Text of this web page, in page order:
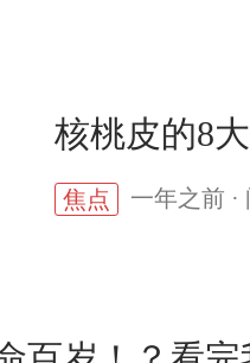
核桃皮的8
焦点 一年之前 ·